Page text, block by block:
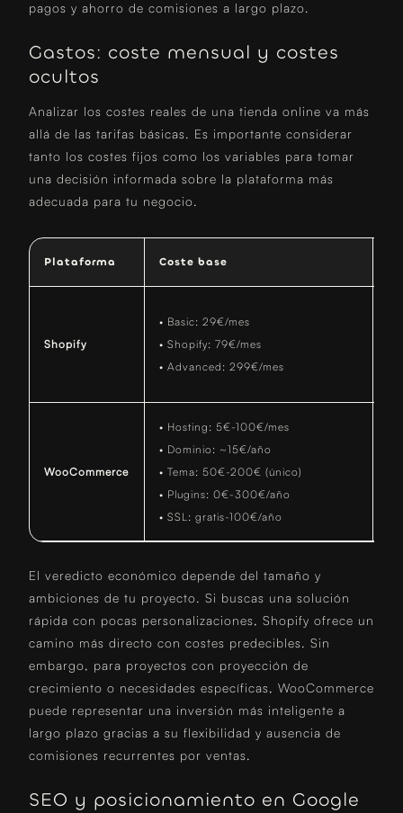
pagos y ahorro de comisiones a largo plazo.
Gastos: coste mensual y costes
ocultos
Analizar los costes reales de una tienda online va más
allá de las tarifas básicas. Es importante considerar
tanto los costes fijos como los variables para tomar
una decisión informada sobre la plataforma más
adecuada para tu negocio.
Plataforma Coste base
Shopify
• Basic: 29€/mes
• Shopify: 79€/mes
• Advanced: 299€/mes
WooCommerce
• Hosting: 5€-100€/mes
• Dominio: ~15€/año
• Tema: 50€-200€ (único)
• Plugins: 0€-300€/año
• SSL: gratis-100€/año
El veredicto económico depende del tamaño y
ambiciones de tu proyecto. Si buscas una solución
rápida con pocas personalizaciones, Shopify ofrece un
camino más directo con costes predecibles. Sin
embargo, para proyectos con proyección de
crecimiento o necesidades específicas, WooCommerce
puede representar una inversión más inteligente a
largo plazo gracias a su flexibilidad y ausencia de
comisiones recurrentes por ventas.
SEO y posicionamiento en Google